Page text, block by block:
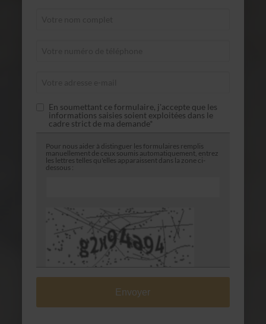
En soumettant ce formulaire, j'accepte que les
informations saisies soient exploitées dans le
cadre strict de ma demande*
Pour nous aider à distinguer les formulaires remplis
manuellement de ceux soumis automatiquement, entrez
les lettres telles qu'elles apparaissent dans la zone ci-
dessous :